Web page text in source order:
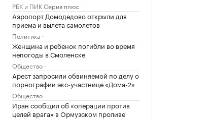
РБК и ПИК Серия плюс
Аэропорт Домодедово открыли для
приема и вылета самолетов
Политика
Женщина и ребенок погибли во время
непогоды в Смоленске
Общество
Арест запросили обвиняемой по делу о
порнографии экс-участнице «Дома-2»
Общество
Иран сообщил об «операции против
целей врага» в Ормузском проливе